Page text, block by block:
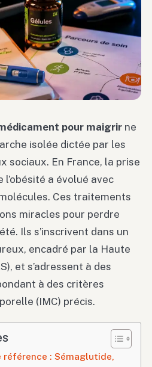
pour maigrir ne
isolée dictée par les
sociaux. En France, la prise
a évolué avec
Ces traitements
miracles pour perdre
Ils s’inscrivent dans un
encadré par la Haute
et s’adressent à des
à des critères
(IMC) précis.
référence : Sémaglutide,